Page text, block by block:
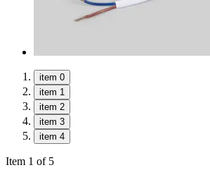
item 0
item 1
item 2
item 3
item 4
Item 1 of 5